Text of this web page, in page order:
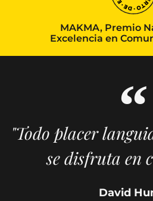
MAKMA, Premio
Excelencia en
"Todo placer
se disfruta en
David